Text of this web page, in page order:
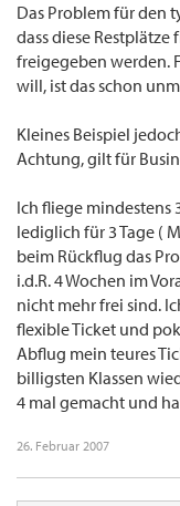
Das Problem für den
dass diese Restplätze
freigegeben werden.
will, ist das schon
Kleines Beispiel
Achtung, gilt für
Ich fliege mindestens
lediglich für 3 Tage (
beim Rückflug das
i.d.R. 4 Wochen im
nicht mehr frei sind.
flexible Ticket und
Abflug mein teures
billigsten Klassen
4 mal gemacht und
26. Februar 2007